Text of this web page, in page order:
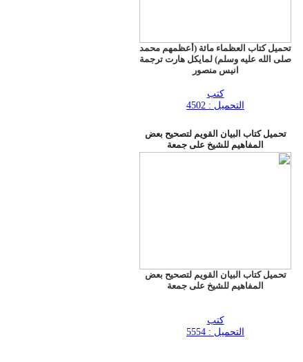
تحميل كتاب العظماء مائة (أعظمهم محمد
صلى الله عليه وسلم) لمايكل هارت ترجمة
انيس منصور
كتب
التحميل : 4502
تحميل كتاب البيان القويم لتصحيح بعض
المفاهيم للشيخ على جمعة
تحميل كتاب البيان القويم لتصحيح بعض
المفاهيم للشيخ على جمعة
كتب
التحميل : 5554